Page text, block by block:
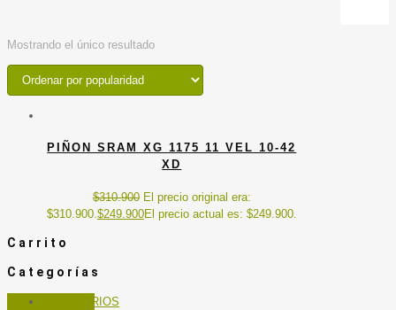
Mostrando el único resultado
PIÑON SRAM XG 1175 11 VEL 10-42
XD
$310.900 El precio original era:
$310.900. $249.900El precio actual es: $249.900.
Carrito
Categorías
ACCESORIOS